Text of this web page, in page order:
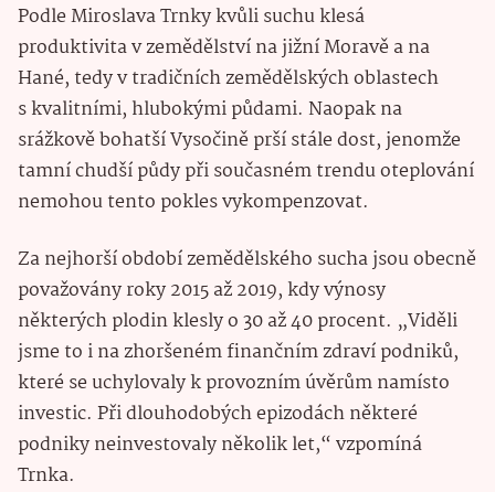
Podle Miroslava Trnky kvůli suchu klesá
produktivita v zemědělství na jižní Moravě a na
Hané, tedy v tradičních zemědělských oblastech
s kvalitními, hlubokými půdami. Naopak na
srážkově bohatší Vysočině prší stále dost, jenomže
tamní chudší půdy při současném trendu oteplování
nemohou tento pokles vykompenzovat.
Za nejhorší období zemědělského sucha jsou obecně
považovány roky 2015 až 2019, kdy výnosy
některých plodin klesly o 30 až 40 procent. „Viděli
jsme to i na zhoršeném finančním zdraví podniků,
které se uchylovaly k provozním úvěrům namísto
investic. Při dlouhodobých epizodách některé
podniky neinvestovaly několik let,“ vzpomíná
Trnka.